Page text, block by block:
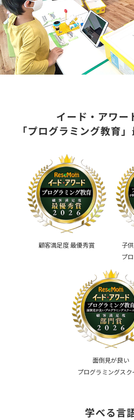
イード・アワー
「プログラミング教育
顧客満足度 最優秀賞
子
プ
面倒見が良い
プログラミングスク
学べる言